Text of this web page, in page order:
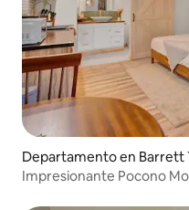
Departamento en Barrett
Impresionante Pocono